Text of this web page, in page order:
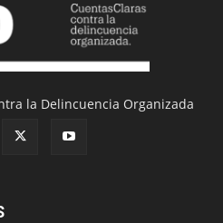
la Delincuencia Organizada